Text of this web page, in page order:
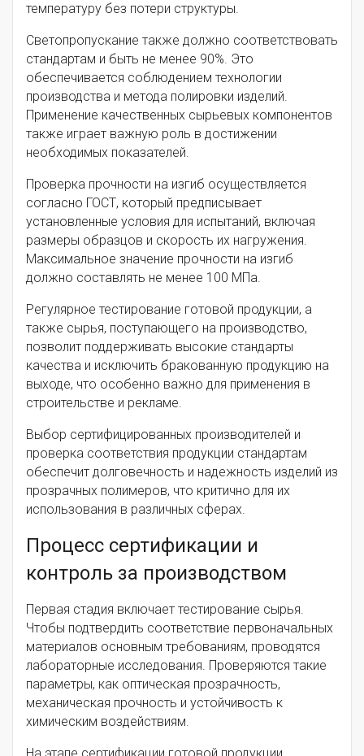
температуру без потери структуры.
Светопропускание также должно соответствовать
стандартам и быть не менее 90%. Это
обеспечивается соблюдением технологии
производства и метода полировки изделий.
Применение качественных сырьевых компонентов
также играет важную роль в достижении
необходимых показателей.
Проверка прочности на изгиб осуществляется
согласно ГОСТ, который предписывает
установленные условия для испытаний, включая
размеры образцов и скорость их нагружения.
Максимальное значение прочности на изгиб
должно составлять не менее 100 МПа.
Регулярное тестирование готовой продукции, а
также сырья, поступающего на производство,
позволит поддерживать высокие стандарты
качества и исключить бракованную продукцию на
выходе, что особенно важно для применения в
строительстве и рекламе.
Выбор сертифицированных производителей и
проверка соответствия продукции стандартам
обеспечит долговечность и надежность изделий из
прозрачных полимеров, что критично для их
использования в различных сферах.
Процесс сертификации и
контроль за производством
Первая стадия включает тестирование сырья.
Чтобы подтвердить соответствие первоначальных
материалов основным требованиям, проводятся
лабораторные исследования. Проверяются такие
параметры, как оптическая прозрачность,
механическая прочность и устойчивость к
химическим воздействиям.